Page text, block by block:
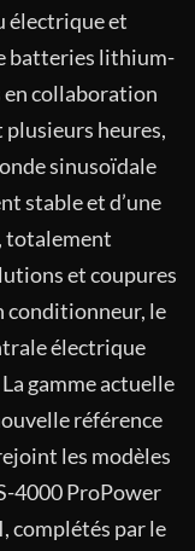
électrique et
batteries lithium-
en collaboration
heures,
sinusoïdale
stable et d’une
totalement
et coupures
conditionneur, le
électrique
gamme actuelle
référence
les modèles
4000 ProPower
complétés par le